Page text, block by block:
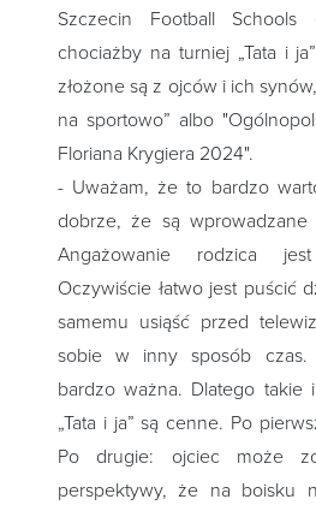
Szczecin Football
chociażby na turniej „Tata i
złożone są z ojców i ich
na sportowo” albo
Floriana Krygiera 2024".
- Uważam, że to bardzo
dobrze, że są
Angażowanie rodzica
Oczywiście łatwo jest puścić
samemu usiąść przed
sobie w inny sposób czas.
bardzo ważna. Dlatego takie
„Tata i ja” są cenne. Po
Po drugie: ojciec może
perspektywy, że na boisku